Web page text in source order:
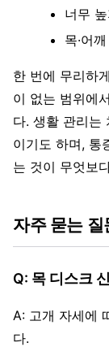
너무
목·어
한 번에 무리하
이 없는 범위에
다. 생활 관리는
이기도 하며, 통
는 것이 무엇보
자주 묻는 질
Q: 목 디스크
A: 고개 자세에
다.